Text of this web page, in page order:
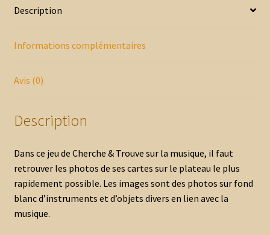
Description
Informations complémentaires
Avis (0)
Description
Dans ce jeu de Cherche & Trouve sur la musique, il faut
retrouver les photos de ses cartes sur le plateau le plus
rapidement possible. Les images sont des photos sur fond
blanc d’instruments et d’objets divers en lien avec la
musique.